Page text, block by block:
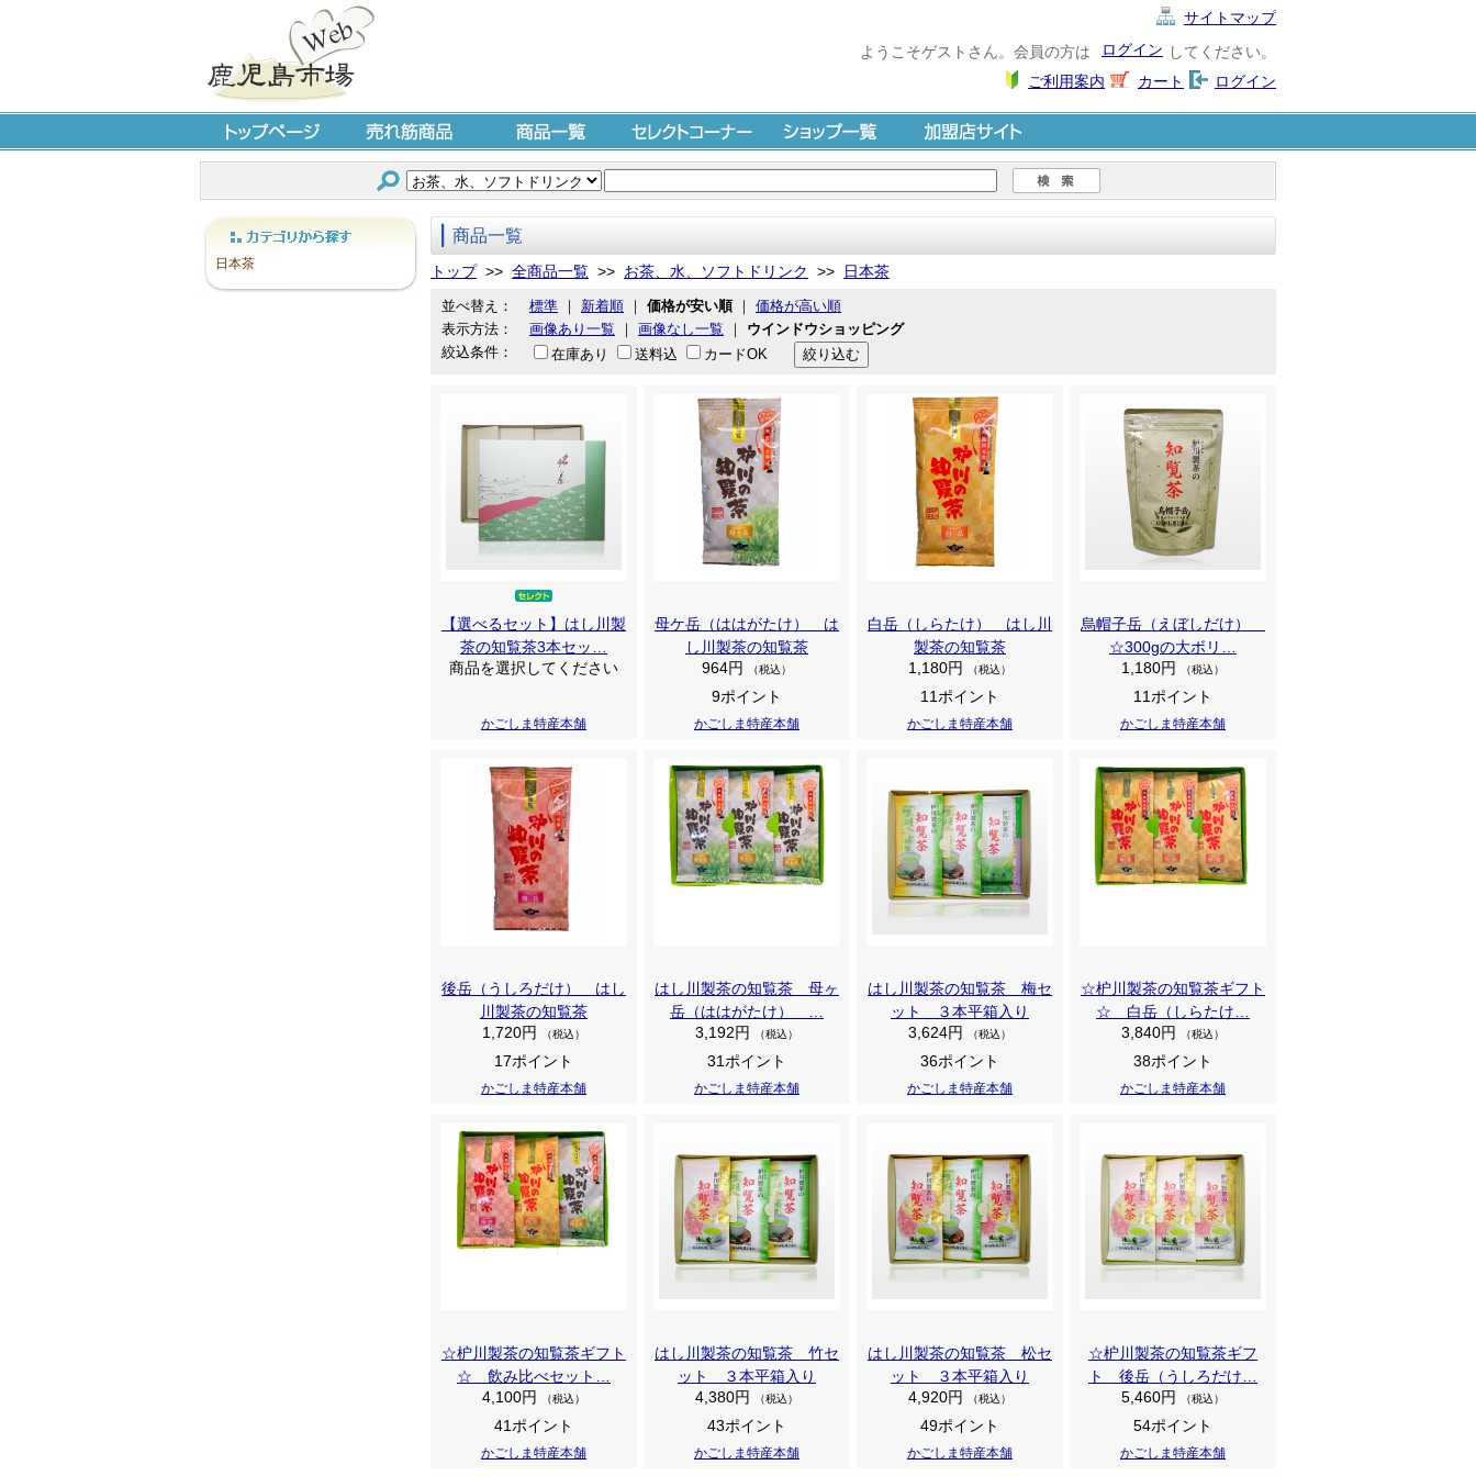
サイトマップ
してください。
ログイン
ようこそゲストさん。会員の方は
ログイン
カート
ご利用案内
トップページ 売れ筋商品 商品一覧 セレクトコーナー ショップ一覧 加盟店サイト
カテゴリから探す
日本茶
商品一覧
トップ>> 全商品一覧 >> お茶、水、ソフトドリンク >> 日本茶
並べ替え： 標準 ｜ 新着順 ｜ 価格が安い順｜ 価格が高い順
表示方法：
画像あり一覧 ｜ 画像なし一覧 ｜ ウインドウショッピング
絞込条件：
在庫あり 送料込 カードOK
【選べるセット】はし川製
茶の知覧茶3本セッ…
商品を選択してください
かごしま特産本舗
母ケ岳（ははがたけ） は
し川製茶の知覧茶
964円
（税込）
9ポイント
かごしま特産本舗
白岳（しらたけ） はし川
製茶の知覧茶
1,180円
（税込）
11ポイント
かごしま特産本舗
烏帽子岳（えぼしだけ）
☆300gの大ボリ…
1,180円
（税込）
11ポイント
かごしま特産本舗
後岳（うしろだけ） はし
川製茶の知覧茶
1,720円
（税込）
17ポイント
かごしま特産本舗
はし川製茶の知覧茶 母ヶ
岳（ははがたけ） …
3,192円
（税込）
31ポイント
かごしま特産本舗
はし川製茶の知覧茶 梅セ
ット ３本平箱入り
3,624円
（税込）
36ポイント
かごしま特産本舗
☆枦川製茶の知覧茶ギフト
☆ 白岳（しらたけ…
3,840円
（税込）
38ポイント
かごしま特産本舗
☆枦川製茶の知覧茶ギフト
☆ 飲み比べセット…
4,100円
（税込）
41ポイント
かごしま特産本舗
はし川製茶の知覧茶 竹セ
ット ３本平箱入り
4,380円
（税込）
43ポイント
かごしま特産本舗
はし川製茶の知覧茶 松セ
ット ３本平箱入り
4,920円
（税込）
49ポイント
かごしま特産本舗
☆枦川製茶の知覧茶ギフ
ト 後岳（うしろだけ…
5,460円
（税込）
54ポイント
かごしま特産本舗